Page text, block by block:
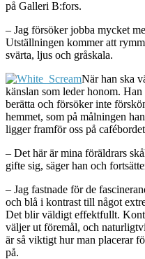
på Galleri B:fors.
– Jag försöker jobba mycket
Utställningen kommer att
svärta, ljus och gråskala.
När han ska
känslan som leder honom.
berätta och försöker inte
hemmet, som på målningen
ligger framför oss på
– Det här är mina föräldrars
gifte sig, säger han och
– Jag fastnade för de
och blå i kontrast till något
Det blir väldigt effektfullt.
väljer ut föremål, och
är så viktigt hur man placerar
på.